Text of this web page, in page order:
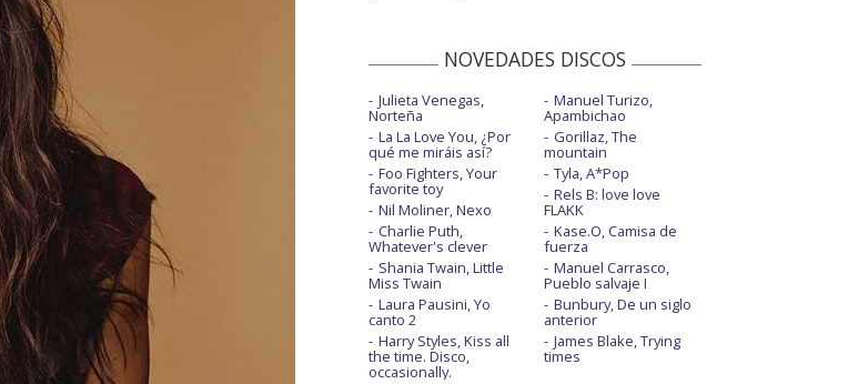
NOVEDADES DISCOS
Julieta Venegas,
Norteña
La La Love You, ¿Por
qué me miráis así?
Foo Fighters, Your
favorite toy
Nil Moliner, Nexo
Charlie Puth,
Whatever's clever
Shania Twain, Little
Miss Twain
Laura Pausini, Yo
canto 2
Harry Styles, Kiss all
the time. Disco,
occasionally.
Manuel Turizo,
Apambichao
Gorillaz, The
mountain
Tyla, A*Pop
Rels B: love love
FLAKK
Kase.O, Camisa de
fuerza
Manuel Carrasco,
Pueblo salvaje I
Bunbury, De un siglo
anterior
James Blake, Trying
times